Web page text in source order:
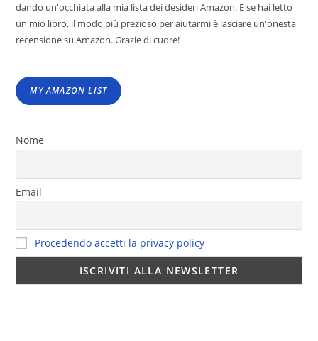
dando un'occhiata alla mia lista dei desideri Amazon. E se hai letto
un mio libro, il modo più prezioso per aiutarmi è lasciare un'onesta
recensione su Amazon. Grazie di cuore!
MY AMAZON LIST
Nome
Email
Procedendo accetti la privacy policy